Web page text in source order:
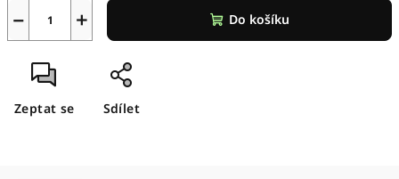
+
− Do košíku
Zeptat se Sdílet